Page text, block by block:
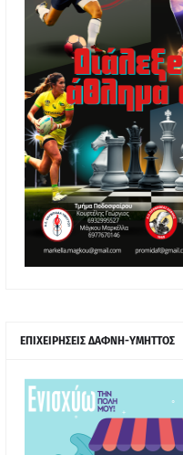
ΕΠΙΧΕΙΡΗΣΕΙΣ ΔΑΦΝΗ-ΥΜΗΤΤΟΣ